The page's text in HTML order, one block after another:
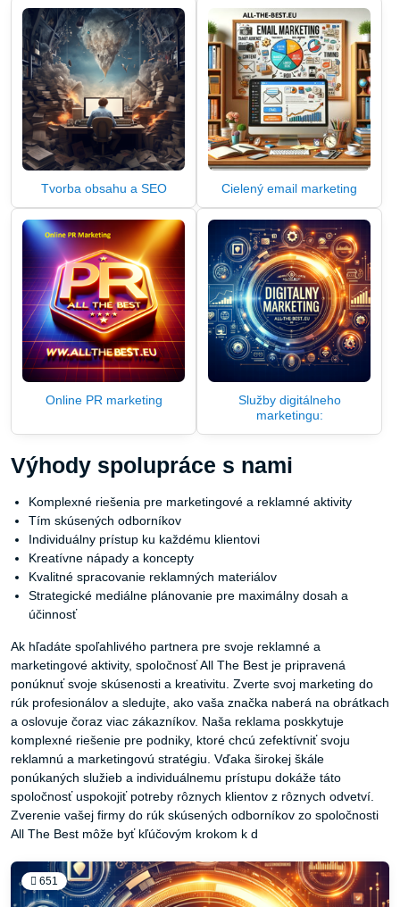
Tvorba obsahu a SEO Cielený email marketing
Online PR marketing
Služby digitálneho
marketingu:
Výhody spolupráce s nami
Komplexné riešenia pre marketingové a reklamné aktivity
Tím skúsených odborníkov
Individuálny prístup ku každému klientovi
Kreatívne nápady a koncepty
Kvalitné spracovanie reklamných materiálov
Strategické mediálne plánovanie pre maximálny dosah a
účinnosť
Ak hľadáte spoľahlivého partnera pre svoje reklamné a
marketingové aktivity, spoločnosť All The Best je pripravená
ponúknuť svoje skúsenosti a kreativitu. Zverte svoj marketing do
rúk profesionálov a sledujte, ako vaša značka naberá na obrátkach
a oslovuje čoraz viac zákazníkov. Naša reklama poskkytuje
komplexné riešenie pre podniky, ktoré chcú zefektívniť svoju
reklamnú a marketingovú stratégiu. Vďaka širokej škále
ponúkaných služieb a individuálnemu prístupu dokáže táto
spoločnosť uspokojiť potreby rôznych klientov z rôznych odvetví.
Zverenie vašej firmy do rúk skúsených odborníkov zo spoločnosti
All The Best môže byť kľúčovým krokom k d
651